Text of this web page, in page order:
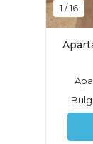
1 /16